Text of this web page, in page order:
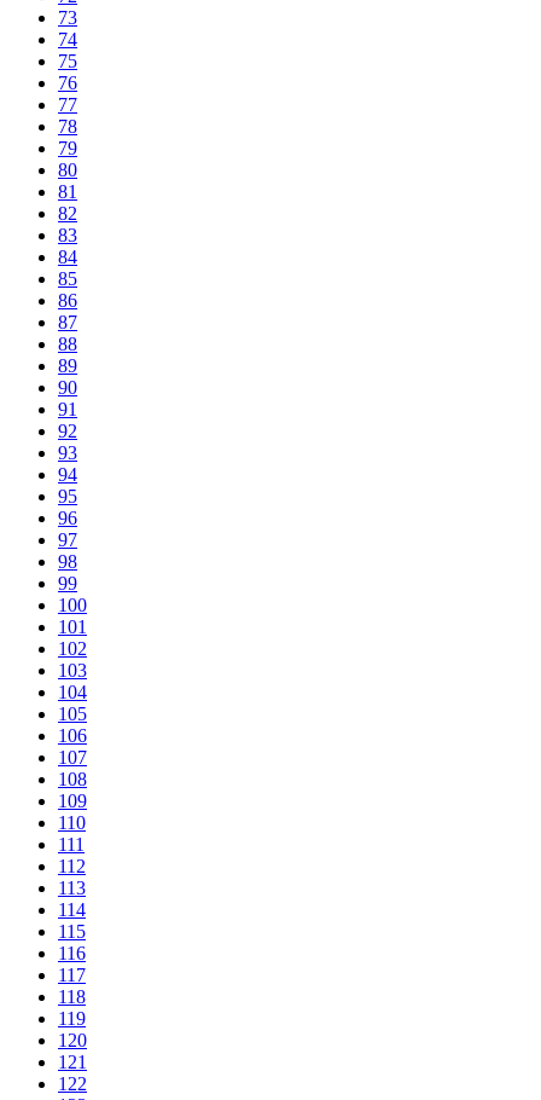
73
74
75
76
77
78
79
80
81
82
83
84
85
86
87
88
89
90
91
92
93
94
95
96
97
98
99
100
101
102
103
104
105
106
107
108
109
110
111
112
113
114
115
116
117
118
119
120
121
122